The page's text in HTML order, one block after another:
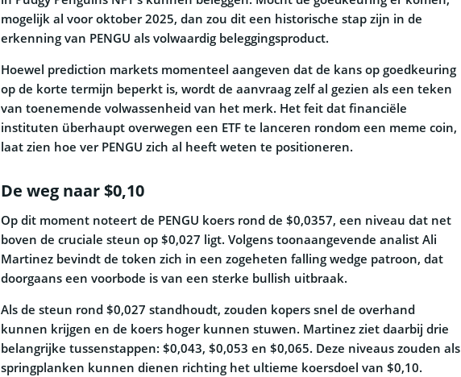
mogelijk al voor oktober 2025, dan zou dit een historische stap zijn in de
erkenning van PENGU als volwaardig beleggingsproduct.
Hoewel prediction markets momenteel aangeven dat de kans op goedkeuring
op de korte termijn beperkt is, wordt de aanvraag zelf al gezien als een teken
van toenemende volwassenheid van het merk. Het feit dat financiële
instituten überhaupt overwegen een ETF te lanceren rondom een meme coin,
laat zien hoe ver PENGU zich al heeft weten te positioneren.
De weg naar $0,10
Op dit moment noteert de PENGU koers rond de $0,0357, een niveau dat net
boven de cruciale steun op $0,027 ligt. Volgens toonaangevende analist Ali
Martinez bevindt de token zich in een zogeheten falling wedge patroon, dat
doorgaans een voorbode is van een sterke bullish uitbraak.
Als de steun rond $0,027 standhoudt, zouden kopers snel de overhand
kunnen krijgen en de koers hoger kunnen stuwen. Martinez ziet daarbij drie
belangrijke tussenstappen: $0,043, $0,053 en $0,065. Deze niveaus zouden als
springplanken kunnen dienen richting het ultieme koersdoel van $0,10.